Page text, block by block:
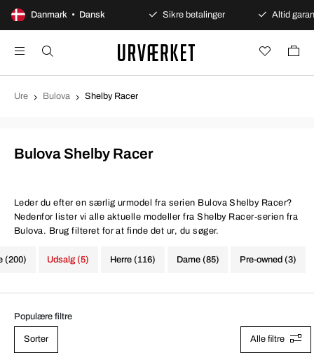
Danmark • Dansk
100 dages åbent køb Sikre betalinger Altid
Ure Bulova Shelby Racer
Bulova Shelby Racer
Leder du efter en særlig urmodel fra serien Bulova Shelby Racer?
Nedenfor lister vi alle aktuelle modeller fra Shelby Racer-serien fra
Bulova. Brug filteret for at finde det ur, du søger.
(200) Herre (116) Dame (85) Pre-owned (3)
Udsalg (5)
Populære filtre
Sorter Alle filtre